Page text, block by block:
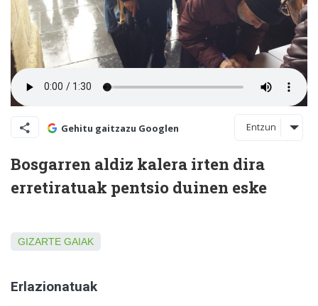
Gehitu gaitzazu Googlen Entzun
Bosgarren aldiz kalera irten dira
erretiratuak pentsio duinen eske
GIZARTE GAIAK
Erlazionatuak